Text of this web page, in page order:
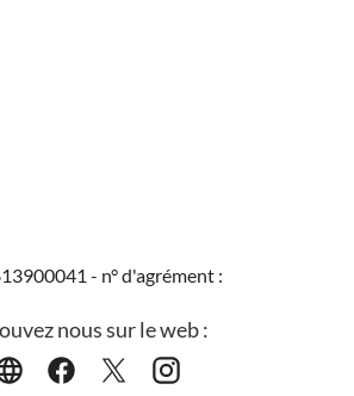
- n° d'agrément :
nous sur le web :